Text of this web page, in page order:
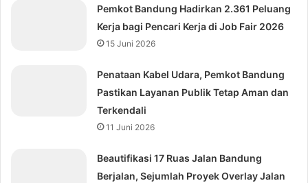
Pemkot Bandung Hadirkan 2.361 Peluang
Kerja bagi Pencari Kerja di Job Fair 2026
15 Juni 2026
Penataan Kabel Udara, Pemkot Bandung
Pastikan Layanan Publik Tetap Aman dan
Terkendali
11 Juni 2026
Beautifikasi 17 Ruas Jalan Bandung
Berjalan, Sejumlah Proyek Overlay Jalan